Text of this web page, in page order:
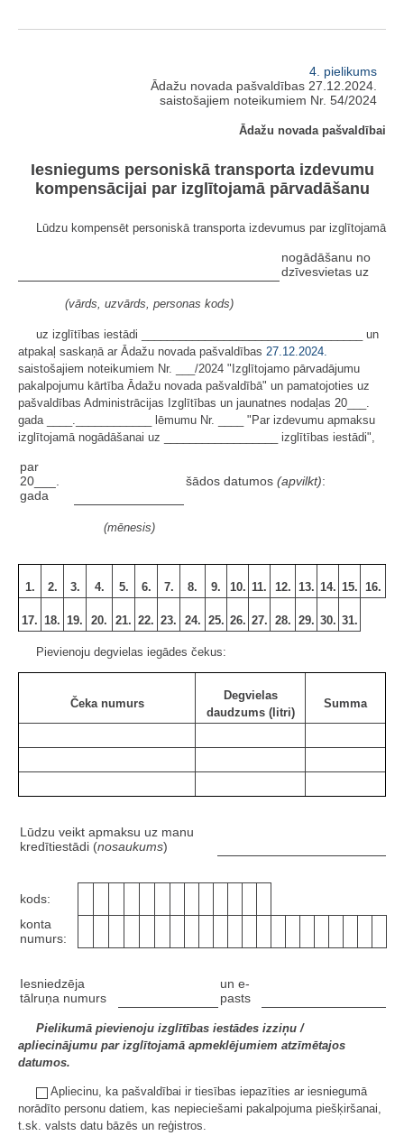
4. pielikums
Ādažu novada pašvaldības 27.12.2024.
saistošajiem noteikumiem Nr. 54/2024
Ādažu novada pašvaldībai
Iesniegums personiskā transporta izdevumu
kompensācijai par izglītojamā pārvadāšanu
Lūdzu kompensēt personiskā transporta izdevumus par izglītojamā
nogādāšanu no
dzīvesvietas uz
(vārds, uzvārds, personas kods)
uz izglītības iestādi ___________________________________ un
atpakaļ saskaņā ar Ādažu novada pašvaldības 27.12.2024.
saistošajiem noteikumiem Nr. ___/2024 "Izglītojamo pārvadājumu
pakalpojumu kārtība Ādažu novada pašvaldībā" un pamatojoties uz
pašvaldības Administrācijas Izglītības un jaunatnes nodaļas 20___.
gada ____.____________ lēmumu Nr. ____ "Par izdevumu apmaksu
izglītojamā nogādāšanai uz __________________ izglītības iestādi",
par
20___.
gada
šādos datumos (apvilkt):
(mēnesis)
1. 2. 3. 4. 5. 6. 7. 8. 9. 10. 11. 12. 13. 14. 15. 16.
17. 18. 19. 20. 21. 22. 23. 24. 25. 26. 27. 28. 29. 30. 31.
Pievienoju degvielas iegādes čekus:
Čeka numurs
Degvielas
daudzums (litri)
Summa
Lūdzu veikt apmaksu uz manu
kredītiestādi (nosaukums)
kods:
konta
numurs:
Iesniedzēja
tālruņa numurs
un e-
pasts
Pielikumā pievienoju izglītības iestādes izziņu /
apliecinājumu par izglītojamā apmeklējumiem atzīmētajos
datumos.
Apliecinu, ka pašvaldībai ir tiesības iepazīties ar iesniegumā
norādīto personu datiem, kas nepieciešami pakalpojuma piešķiršanai,
t.sk. valsts datu bāzēs un reģistros.